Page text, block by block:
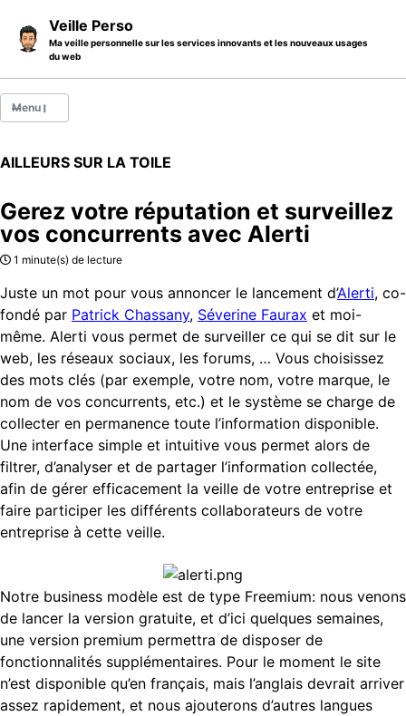
Veille Perso
Ma veille personnelle sur les services innovants et les nouveaux usages
du web
Menu
Catégories
A propos
AILLEURS SUR LA TOILE
Gerez votre réputation et surveillez
vos concurrents avec Alerti
1 minute(s) de lecture
Juste un mot pour vous annoncer le lancement d’Alerti, co-
fondé par Patrick Chassany, Séverine Faurax et moi-
même. Alerti vous permet de surveiller ce qui se dit sur le
web, les réseaux sociaux, les forums, … Vous choisissez
des mots clés (par exemple, votre nom, votre marque, le
nom de vos concurrents, etc.) et le système se charge de
collecter en permanence toute l’information disponible.
Une interface simple et intuitive vous permet alors de
filtrer, d’analyser et de partager l’information collectée,
afin de gérer efficacement la veille de votre entreprise et
faire participer les différents collaborateurs de votre
entreprise à cette veille.
Notre business modèle est de type Freemium: nous venons
de lancer la version gratuite, et d’ici quelques semaines,
une version premium permettra de disposer de
fonctionnalités supplémentaires. Pour le moment le site
n’est disponible qu’en français, mais l’anglais devrait arriver
assez rapidement, et nous ajouterons d’autres langues